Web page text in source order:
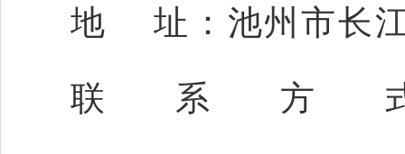
地
址：池州市长
联系方